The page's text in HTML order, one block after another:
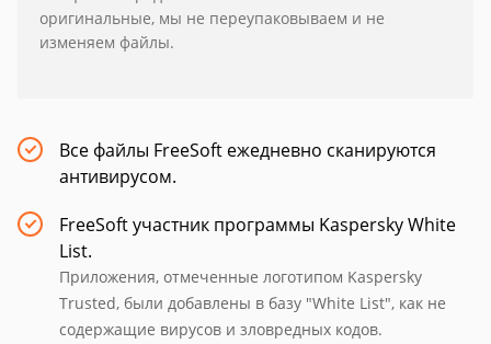
оригинальные, мы не переупаковываем и не
изменяем файлы.
Все файлы FreeSoft ежедневно сканируются
антивирусом.
FreeSoft участник программы Kaspersky White
List.
Приложения, отмеченные логотипом Kaspersky
Trusted, были добавлены в базу "White List", как не
содержащие вирусов и зловредных кодов.